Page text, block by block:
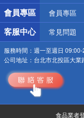
會員專區 會員專區
客服中心 常見問題
服務時間： 週一至週日
公司地址： 台北市北投區大
食品業者